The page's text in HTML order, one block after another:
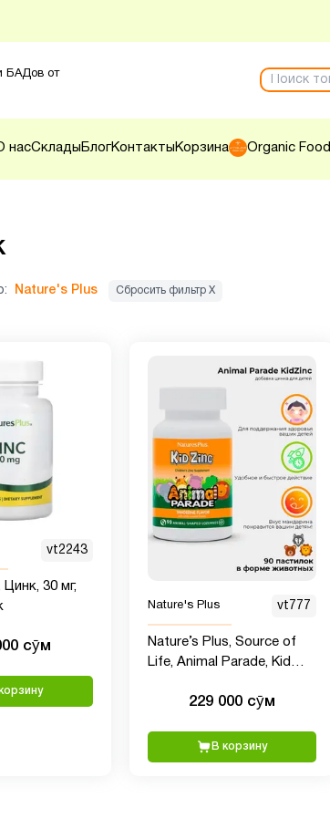
БАДов от
насСклады БлогКонтакты Корзина Organic Food
Nature's Plus Сбросить фильтр Х
vt2243
Цинк, 30 мг,
сӯм
Nature's Plus vt777
Nature’s Plus, Source of
Life, Animal Parade, Kid
для детей, натуральный
пастилок в форме
животных
229 000 сӯм
В корзину